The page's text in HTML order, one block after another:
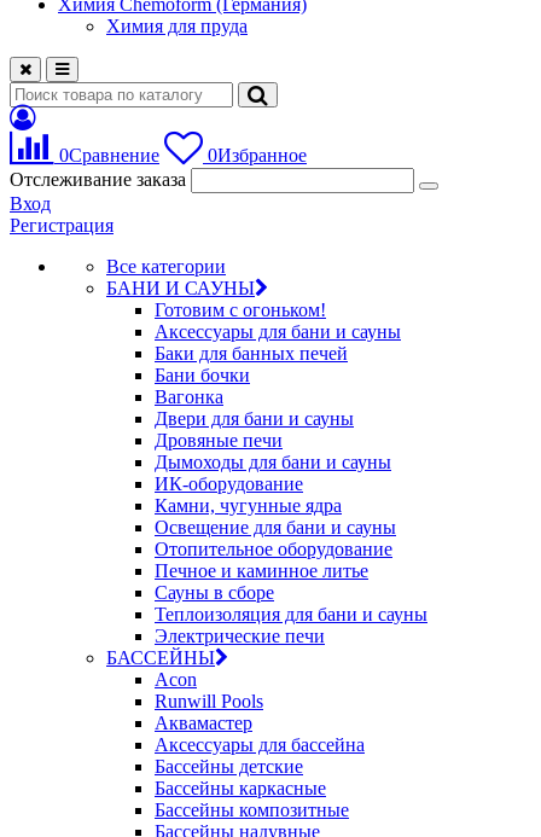
Химия Chemoform (Германия)
Химия для пруда
0Сравнение 0Избранное
Отслеживание заказа
Вход
Регистрация
Все категории
БАНИ И САУНЫ
Готовим с огоньком!
Аксессуары для бани и сауны
Баки для банных печей
Бани бочки
Вагонка
Двери для бани и сауны
Дровяные печи
Дымоходы для бани и сауны
ИК-оборудование
Камни, чугунные ядра
Освещение для бани и сауны
Отопительное оборудование
Печное и каминное литье
Сауны в сборе
Теплоизоляция для бани и сауны
Электрические печи
БАССЕЙНЫ
Acon
Runwill Pools
Аквамастер
Аксессуары для бассейна
Бассейны детские
Бассейны каркасные
Бассейны композитные
Бассейны надувные